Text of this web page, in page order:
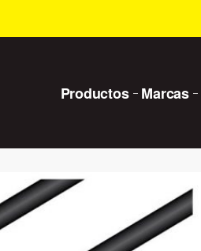
Productos Marcas